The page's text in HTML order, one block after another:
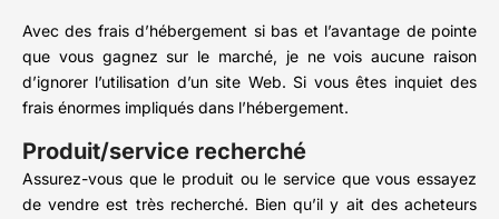
Avec des frais d’hébergement si bas et l’avantage de pointe
que vous gagnez sur le marché, je ne vois aucune raison
d’ignorer l’utilisation d’un site Web. Si vous êtes inquiet des
frais énormes impliqués dans l’hébergement.
Produit/service recherché
Assurez-vous que le produit ou le service que vous essayez
de vendre est très recherché. Bien qu’il y ait des acheteurs